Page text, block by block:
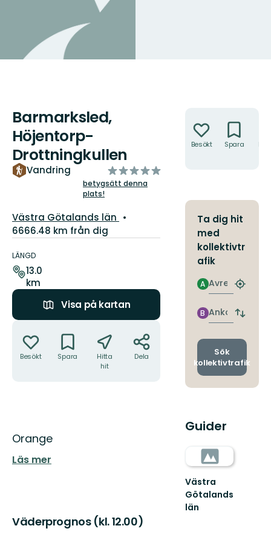
Barmarksled,
Höjentorp-
Drottningkullen
Vandring
av
5
betygsätt denna
plats!
Län:
Västra Götalands län
6666.48 km från dig
om
leden
LÄNGD
13.0
km
Visa på kartan
Besökt Spara
Hitta
hit
Dela
Beskrivning
Orange
Läs mer
Väderprognos (kl. 12.00)
Besökt Spara
Ta dig hit
med
kollektivtr
afik
Avresa
A
Hitta
Ankomst
B
Byt
och
Sök
kollektivtrafik
Guider
Västra
Götalands
län